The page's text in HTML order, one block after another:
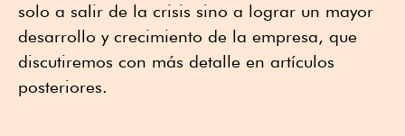
solo a salir de la crisis sino a lograr un mayor
desarrollo y crecimiento de la empresa, que
discutiremos con más detalle en artículos
posteriores.